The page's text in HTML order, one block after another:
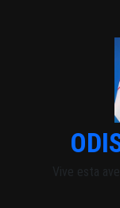
Vive esta